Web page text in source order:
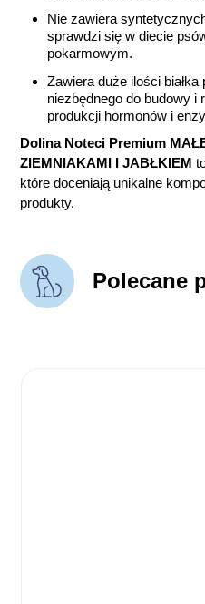
Nie zawiera
sprawdzi się w diecie
pokarmowym.
Zawiera duże ilości
niezbędnego do budowy i
produkcji hormonów i
Dolina Noteci Premium
ZIEMNIAKAMI I JABŁKIEM
które doceniają unikalne
produkty.
Polecane